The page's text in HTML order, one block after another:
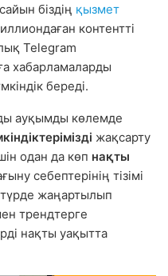
біздің қызмет
контентті
Telegram
хабарламаларды
береді.
ауқымды көлемде
жақсарту
одан да көп нақты
себептерінің тізімі
жаңартылып
трендтерге
нақты уақытта